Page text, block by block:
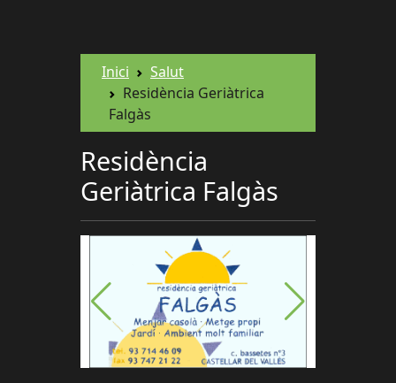
Inici
Salut
Residència Geriàtrica
Falgàs
Residència
Geriàtrica Falgàs